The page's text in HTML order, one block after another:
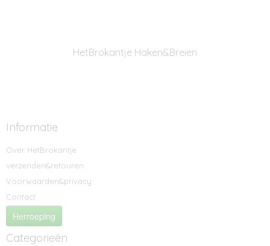
HetBrokantje Haken&Breien
Informatie
Over HetBrokantje
verzenden&retouren
Voorwaarden&privacy
Contact
Herroeping
Categorieën